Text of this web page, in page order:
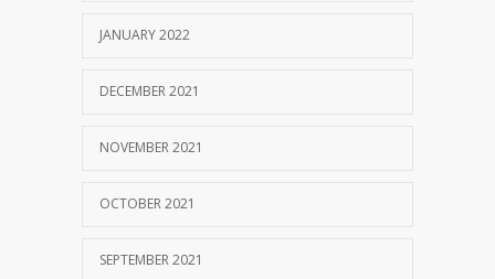
JANUARY 2022
DECEMBER 2021
NOVEMBER 2021
OCTOBER 2021
SEPTEMBER 2021